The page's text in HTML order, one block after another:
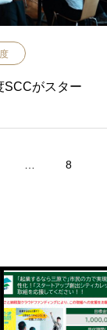
SCCがスター
8